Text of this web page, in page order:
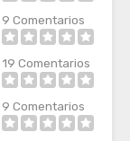
9 Comentarios
19 Comentarios
9 Comentarios